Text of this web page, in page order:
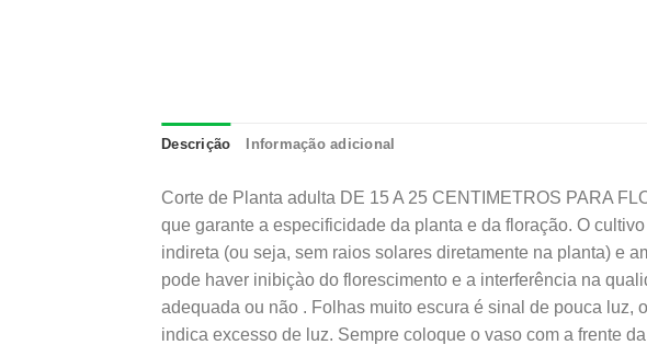
Descrição Informação adicional
Corte de Planta adulta DE 15 A 25 CENTIMETROS PARA
que garante a especificidade da planta e da floração. O
indireta (ou seja, sem raios solares diretamente na planta) e
pode haver inibiçào do florescimento e a interferência na
adequada ou não . Folhas muito escura é sinal de pouca luz,
indica excesso de luz. Sempre coloque o vaso com a frente